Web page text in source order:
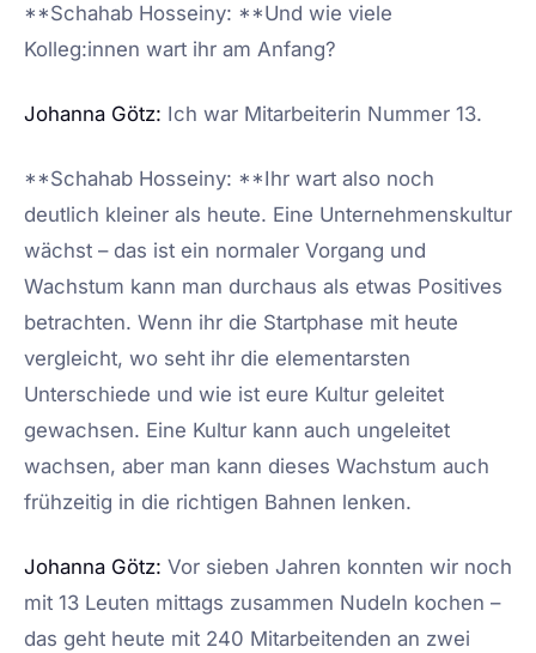
**Schahab Hosseiny: **Und wie viele
Kolleg:innen wart ihr am Anfang?
Johanna Götz: Ich war Mitarbeiterin Nummer 13.
**Schahab Hosseiny: **Ihr wart also noch
deutlich kleiner als heute. Eine Unternehmenskultur
wächst – das ist ein normaler Vorgang und
Wachstum kann man durchaus als etwas Positives
betrachten. Wenn ihr die Startphase mit heute
vergleicht, wo seht ihr die elementarsten
Unterschiede und wie ist eure Kultur geleitet
gewachsen. Eine Kultur kann auch ungeleitet
wachsen, aber man kann dieses Wachstum auch
frühzeitig in die richtigen Bahnen lenken.
Johanna Götz: Vor sieben Jahren konnten wir noch
mit 13 Leuten mittags zusammen Nudeln kochen –
das geht heute mit 240 Mitarbeitenden an zwei